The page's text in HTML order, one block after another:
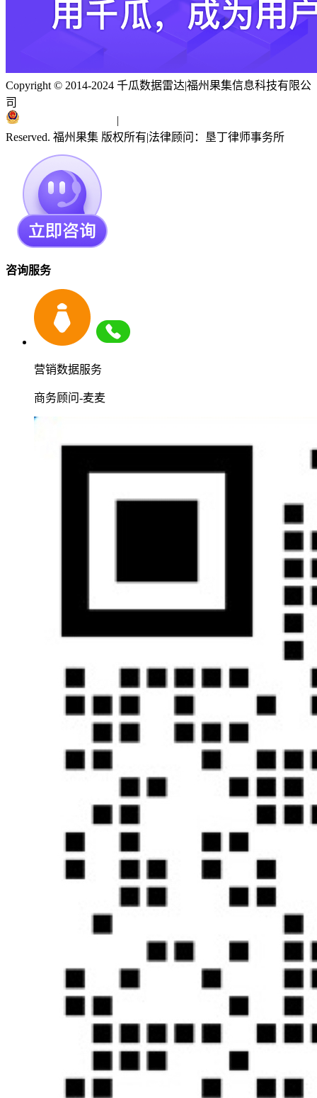
Copyright © 2014-2024 千瓜数据雷达|福州果集信息科技有限公
司
|
Reserved. 福州果集 版权所有|法律顾问：垦丁律师事务所
咨询服务
营销数据服务
商务顾问-麦麦